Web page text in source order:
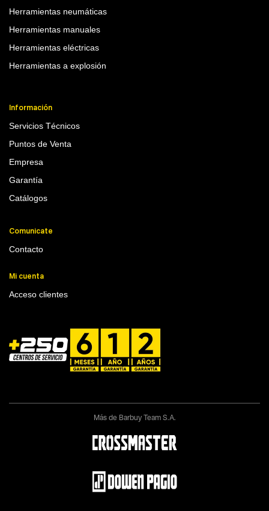
Herramientas neumáticas
Herramientas manuales
Herramientas eléctricas
Herramientas a explosión
Información
Servicios Técnicos
Puntos de Venta
Empresa
Garantía
Catálogos
Comunicate
Contacto
Mi cuenta
Acceso clientes
Más de Barbuy Team S.A.